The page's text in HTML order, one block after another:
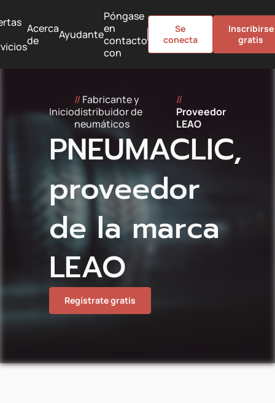
Acerca
de
Ayudante
Póngase
en
contacto
con
Se
conecta
Inscribirse
gratis
Inicio
//Fabricante y
distribuidor de
neumáticos
//
Proveedor
LEAO
PNEUMACLIC,
proveedor
de la marca
LEAO
Regístrate gratis